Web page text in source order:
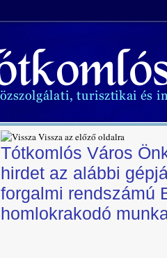
Vissza az előző oldalra
Tótkomlós Város
hirdet az alábbi
forgalmi rendszámú
homlokrakodó